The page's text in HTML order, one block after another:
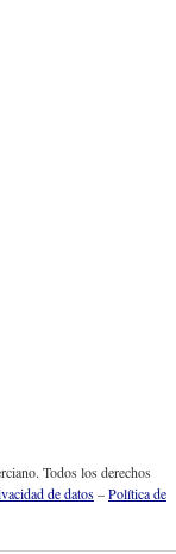
Todos los derechos
de datos–Política de